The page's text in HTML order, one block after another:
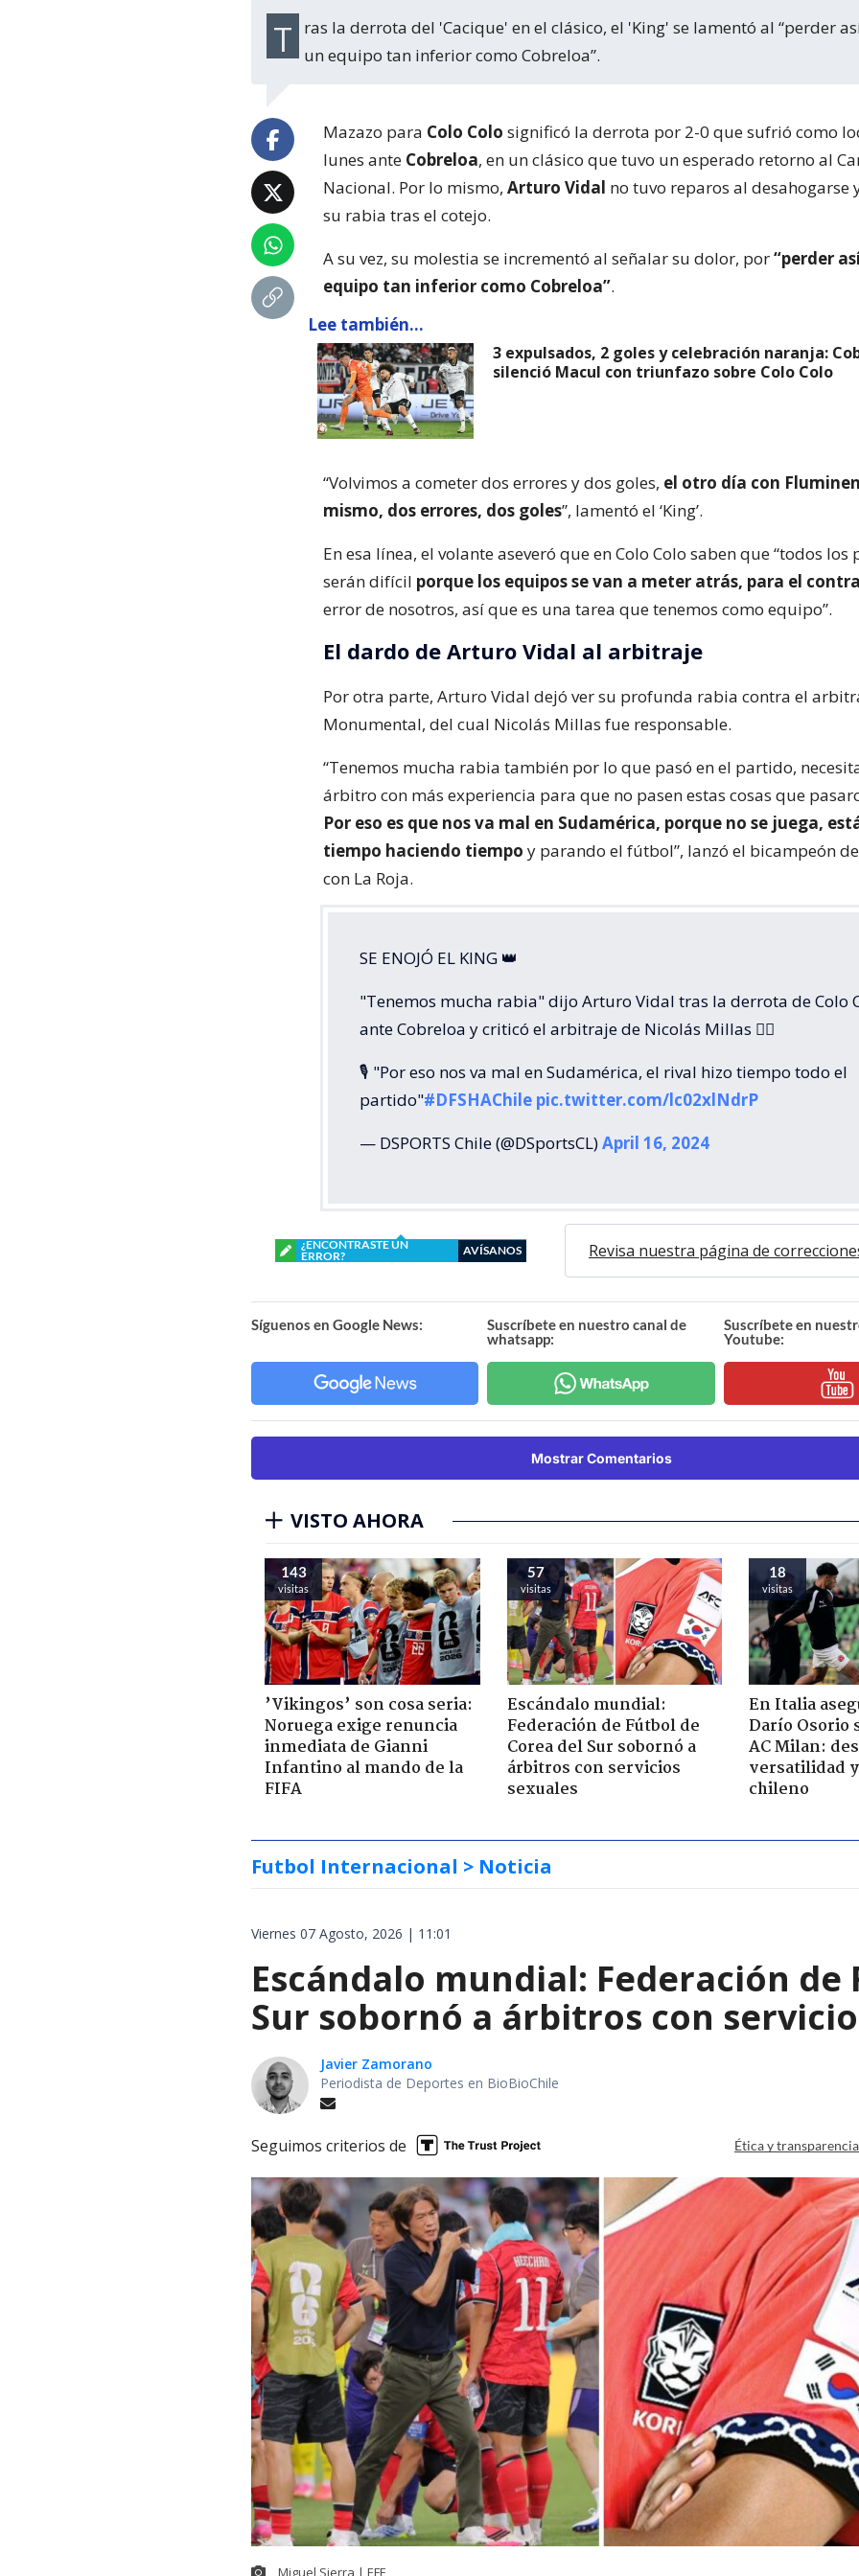
Tras la derrota del 'Cacique' en el clásico, el 'King' se lamentó al “perder así contra un equipo tan inferior como Cobreloa”.
Mazazo para Colo Colo significó la derrota por 2-0 que sufrió como
lunes ante Cobreloa, en un clásico que tuvo un esperado retorno al
Nacional. Por lo mismo, Arturo Vidal no tuvo reparos al desahogarse
su rabia tras el cotejo.
A su vez, su molestia se incrementó al señalar su dolor, por“perder
equipo tan inferior como Cobreloa”.
Lee también...
3 expulsados, 2 goles y celebración naranja:
silenció Macul con triunfazo sobre Colo Colo
“Volvimos a cometer dos errores y dos goles, el otro día con
mismo, dos errores, dos goles”, lamentó el ‘King’.
En esa línea, el volante aseveró que en Colo Colo saben que “todos los
serán difícil porque los equipos se van a meter atrás, para el
error de nosotros, así que es una tarea que tenemos como equipo”.
El dardo de Arturo Vidal al arbitraje
Por otra parte, Arturo Vidal dejó ver su profunda rabia contra el
Monumental, del cual Nicolás Millas fue responsable.
“Tenemos mucha rabia también por lo que pasó en el partido,
árbitro con más experiencia para que no pasen estas cosas que
Por eso es que nos va mal en Sudamérica, porque no se juega,
tiempo haciendo tiempo y parando el fútbol”, lanzó el bicampeón
con La Roja.
SE ENOJÓ EL KING 👑
"Tenemos mucha rabia" dijo Arturo Vidal tras la derrota de Colo
ante Cobreloa y criticó el arbitraje de Nicolás Millas 👨‍⚖️
🎙️ "Por eso nos va mal en Sudamérica, el rival hizo tiempo todo el
partido"#DFSHAChile pic.twitter.com/lc02xlNdrP
— DSPORTS Chile (@DSportsCL)April 16, 2024
¿ENCONTRASTE UN
ERROR?
AVÍSANOS Revisa nuestra página de
Síguenos en Google News:
Suscríbete en nuestro canal de
whatsapp:
Suscríbete en
Youtube:
Mostrar Comentarios
VISTO AHORA
143
visitas
’Vikingos’ son cosa seria:
Noruega exige renuncia
inmediata de Gianni
Infantino al mando de la
FIFA
57
visitas
Escándalo mundial:
Federación de Fútbol de
Corea del Sur sobornó a
árbitros con servicios
sexuales
18
visitas
En Italia
Darío Osorio
AC Milan:
versatilidad
chileno
Futbol Internacional > Noticia
Viernes 07 Agosto, 2026 | 11:01
Escándalo mundial: Federación de
Sur sobornó a árbitros con
Javier Zamorano
Periodista de Deportes en BioBioChile
Seguimos criterios de Ética y
Miguel Sierra | EFE